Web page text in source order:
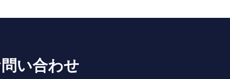
い合わせ